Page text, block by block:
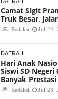
Camat Sigit
Truk Besar,
Redaksi Jul 24,
DAERAH
Hari Anak
Siswi SD
Banyak Prestasi
Redaksi Jul 23,